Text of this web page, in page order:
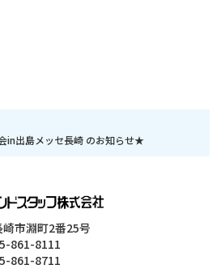
in出島メッセ長崎 のお知らせ★
市淵町2番25号
861-8111
861-8711